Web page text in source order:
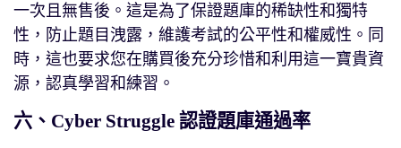
一次且無售後。這是為了保證題庫的稀缺性和獨特
性，防止題目洩露，維護考試的公平性和權威性。同
時，這也要求您在購買後充分珍惜和利用這一寶貴資
源，認真學習和練習。
六、Cyber Struggle 認證題庫通過率